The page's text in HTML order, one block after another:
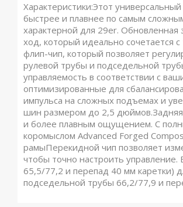
Характеристики:Этот
быстрее и плавнее по самым
характерной для 29er.
ход, который идеально сочетается
флип-чип, который позволяет
рулевой трубы и подседельной
управляемость в соответствии с
оптимизированные для
импульса на сложных подъемах и
шин размером до 2,5
и более плавным ощущением. С
коромыслом Advanced Forged
рамыПерекидной чип позволяет
чтобы точно настроить
65,5/77,2 и перепад 40 мм каретки)
подседельной трубы 66,2/77,9 и